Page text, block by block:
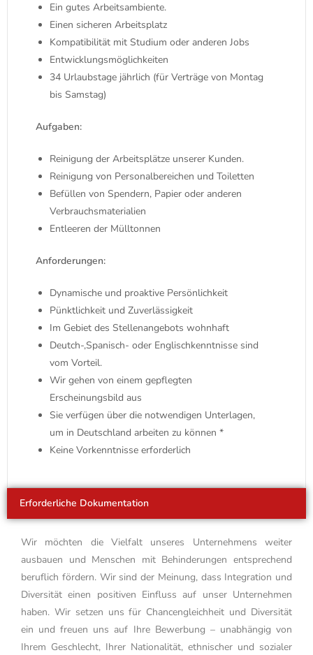
Ein gutes Arbeitsambiente.
Einen sicheren Arbeitsplatz
Kompatibilität mit Studium oder anderen Jobs
Entwicklungsmöglichkeiten
34 Urlaubstage jährlich (für Verträge von Montag
bis Samstag)
Aufgaben:
Reinigung der Arbeitsplätze unserer Kunden.
Reinigung von Personalbereichen und Toiletten
Befüllen von Spendern, Papier oder anderen
Verbrauchsmaterialien
Entleeren der Mülltonnen
Anforderungen:
Dynamische und proaktive Persönlichkeit
Pünktlichkeit und Zuverlässigkeit
Im Gebiet des Stellenangebots wohnhaft
Deutch-,Spanisch- oder Englischkenntnisse sind
vom Vorteil.
Wir gehen von einem gepflegten
Erscheinungsbild aus
Sie verfügen über die notwendigen Unterlagen,
um in Deutschland arbeiten zu können *
Keine Vorkenntnisse erforderlich
Erforderliche Dokumentation
Wir möchten die Vielfalt unseres Unternehmens weiter
ausbauen und Menschen mit Behinderungen entsprechend
beruflich fördern. Wir sind der Meinung, dass Integration und
Diversität einen positiven Einfluss auf unser Unternehmen
haben. Wir setzen uns für Chancengleichheit und Diversität
ein und freuen uns auf Ihre Bewerbung – unabhängig von
Ihrem Geschlecht, Ihrer Nationalität, ethnischer und sozialer